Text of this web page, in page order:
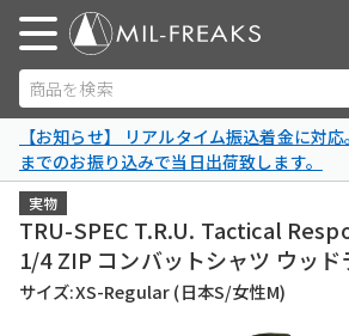
商品を検索
【お知らせ】 リアルタイム振込着金に対
までのお振り込みで当日出荷致します。
実物
TRU-SPEC T.R.U. Tactical
1/4 ZIP コンバットシャツ ウッド
サイズ:XS-Regular (日本S/女性M)